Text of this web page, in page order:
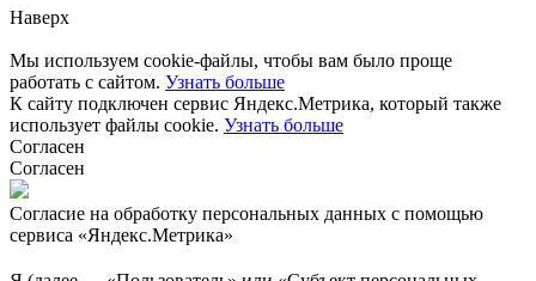
Наверх
Мы используем cookie-файлы, чтобы вам было проще
работать с сайтом. Узнать больше
К сайту подключен сервис Яндекс.Метрика, который также
использует файлы cookie. Узнать больше
Согласен
Согласен
Согласие на обработку персональных данных с помощью
сервиса «Яндекс.Метрика»